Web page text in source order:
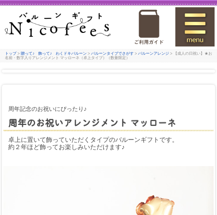
トップ > 贈って♪ 飾って♪ わくドキバルーン > バルーンタイプでさがす > バルーンアレンジ > 【成人の日祝い】★お
名前・数字入りアレンジメント マッローネ（卓上タイプ）（数量限定）
周年記念のお祝いにぴったり♪
周年のお祝いアレンジメント マッローネ
卓上に置いて飾っていただくタイプのバルーンギフトです。
約２年ほど飾ってお楽しみいただけます♪